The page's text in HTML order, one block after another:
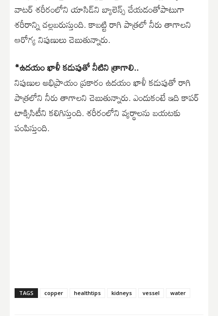
వాటర్ శరీరంలోని యాసిడ్‌ని బ్యాలెన్స్ చేయడంతోపాటుగా
శరీరాన్ని చల్లబరుస్తుంది. కాబట్టి రాగి పాత్రలో నీరు తాగాలని
ఆరోగ్య నిపుణులు చెబుతున్నారు.
*ఉదయం ఖాళీ కడుపుతో నీటిని త్రాగాలి..
నిపుణుల అభిప్రాయం ప్రకారం ఉదయం ఖాళీ కడుపుతో రాగి
పాత్రలోని నీరు తాగాలని చెబుతున్నారు. ఎందుకంటే ఇది కాపర్
టాక్సిసిటీని కలిగిస్తుంది. శరీరంలోని వ్యర్థాలను బయటకు
పంపిస్తుంది.
TAGS copper healthtips kidneys vessel water